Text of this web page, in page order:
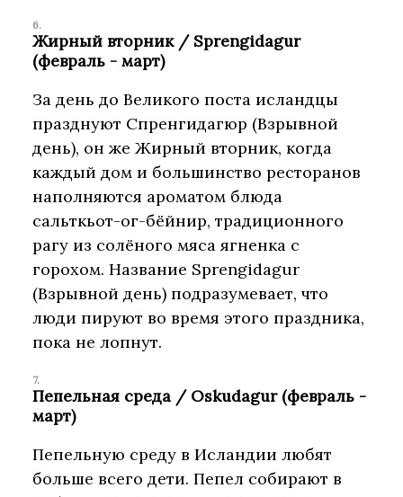
Жирный вторник / Sprengidagur
(февраль - март)
За день до Великого поста исландцы
празднуют Спренгидагюр (Взрывной
день), он же Жирный вторник, когда
каждый дом и большинство ресторанов
наполняются ароматом блюда
сальткьот-ог-бёйнир, традиционного
рагу из солёного мяса ягненка с
горохом. Название Sprengidagur
(Взрывной день) подразумевает, что
люди пируют во время этого праздника,
пока не лопнут.
Пепельная среда / Oskudagur (февраль -
март)
Пепельную среду в Исландии любят
больше всего дети. Пепел собирают в